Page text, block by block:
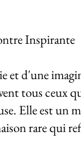
Inspirante
et d'une
tous ceux
Elle est un
rare qui